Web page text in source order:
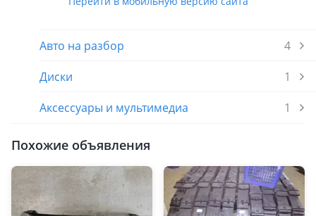
Авто на разбор
4
Диски
1
Аксессуары и мультимедиа
1
Похожие объявления